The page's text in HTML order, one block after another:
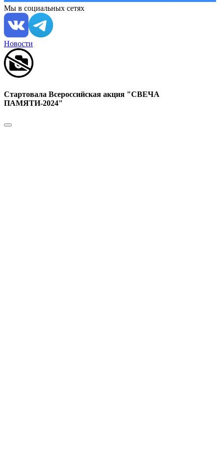
Мы в социальных сетях
Новости
Стартовала Всероссийская акция "СВЕЧА
ПАМЯТИ-2024"